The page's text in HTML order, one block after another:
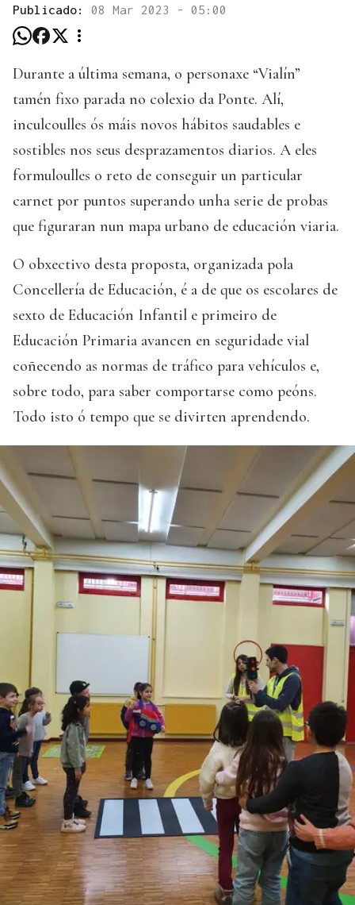
Publicado: 08 Mar 2023 - 05:00
Durante a última semana, o personaxe “Vialín”
tamén fixo parada no colexio da Ponte. Alí,
inculcoulles ós máis novos hábitos saudables e
sostibles nos seus desprazamentos diarios. A eles
formuloulles o reto de conseguir un particular
carnet por puntos superando unha serie de probas
que figuraran nun mapa urbano de educación viaria.
O obxectivo desta proposta, organizada pola
Concellería de Educación, é a de que os escolares de
sexto de Educación Infantil e primeiro de
Educación Primaria avancen en seguridade vial
coñecendo as normas de tráfico para vehículos e,
sobre todo, para saber comportarse como peóns.
Todo isto ó tempo que se divirten aprendendo.